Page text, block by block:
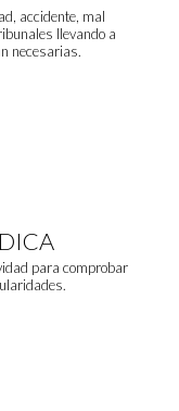
accidente, mal
llevando a
necesarias.
para comprobar